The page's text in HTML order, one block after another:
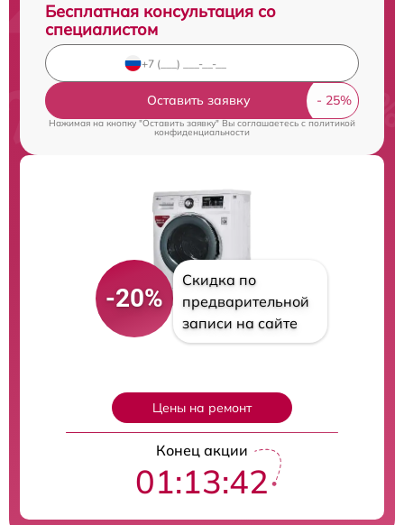
Бесплатная консультация со
специалистом
Оставить заявку
Нажимая на кнопку "Оставить заявку" Вы соглашаетесь cполитикой
конфиденциальности
-20%
Скидка по
предварительной
записи на сайте
Цены на ремонт
Конец акции
01:13:41